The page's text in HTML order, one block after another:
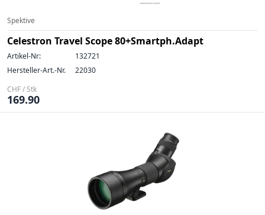
Spektive
Celestron Travel Scope 80+Smartph.Adapt
Artikel-Nr:
132721
Hersteller-Art.-Nr.
22030
CHF / Stk
169.90